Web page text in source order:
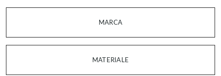
MARCA
MATERIALE